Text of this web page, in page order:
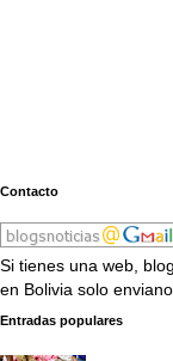
Contacto
Si tienes una web,
en Bolivia solo
Entradas populares